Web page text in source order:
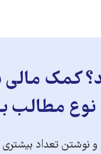
کمک مالی
نوع مطالب
نوشتن تعداد